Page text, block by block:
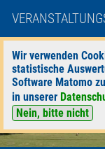
Wir verwenden
statistische
Software Matomo
in unserer
Nein, bitte nicht